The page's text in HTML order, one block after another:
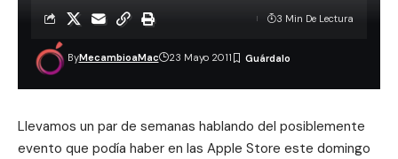
ByMecambioaMac 23 Mayo 2011
3 Min De Lectura
Llevamos un par de semanas hablando del posiblemente
evento que podía haber en las Apple Store este domingo